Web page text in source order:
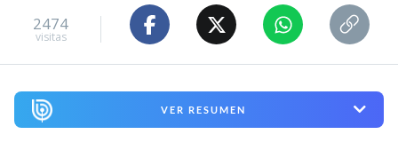
2474
visitas
VER RESUMEN